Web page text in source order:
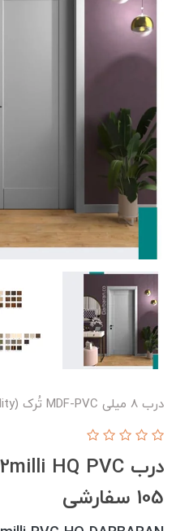
درب 8 میلی MDF-PVC تُرک HQ (High-Quality)
105 سفارشی